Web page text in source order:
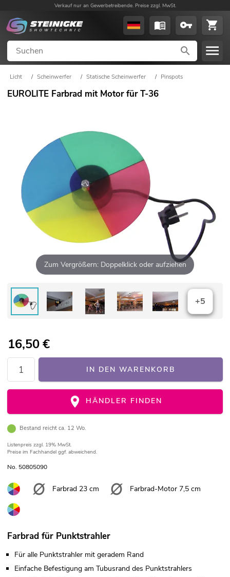
Verkauf nur an Gewerbetreibende. Preise zzgl. MwSt.
Licht / Scheinwerfer / Statische Scheinwerfer / Pinspots
EUROLITE Farbrad mit Motor für T-36
Zum Vergrößern: Doppelklick oder aufziehen
+5
16,50€
IN DEN WARENKORB
HÄNDLER FINDEN
Bestand reicht ca. 12 Wo.
Listenpreis zzgl. 19% MwSt.
Preise im Fachhandel ggf. abweichend.
No. 50805090
Farbrad 23 cm Farbrad-Motor 7,5 cm
Farbrad für Punktstrahler
Für alle Punktstrahler mit geradem Rand
Einfache Befestigung am Tubusrand des Punktstrahlers